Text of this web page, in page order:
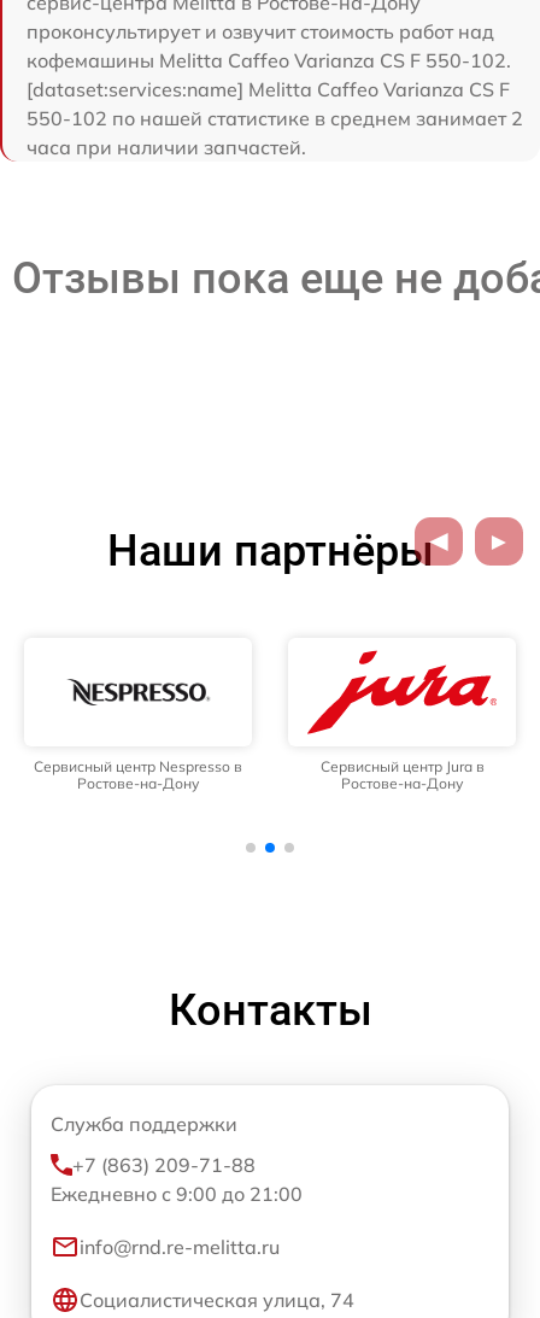
проконсультирует и озвучит стоимость работ над
кофемашины Melitta Caffeo Varianza CS F 550-102.
[dataset:services:name] Melitta Caffeo Varianza CS F
550-102 по нашей статистике в среднем занимает 2
часа при наличии запчастей.
Отзывы пока еще не
Наши партнёры
Сервисный центр Nespresso в
Ростове-на-Дону
Сервисный центр Jura в
Ростове-на-Дону
Контакты
Служба поддержки
+7 (863) 209-71-88
Ежедневно с 9:00 до 21:00
info@rnd.re-melitta.ru
Социалистическая улица, 74